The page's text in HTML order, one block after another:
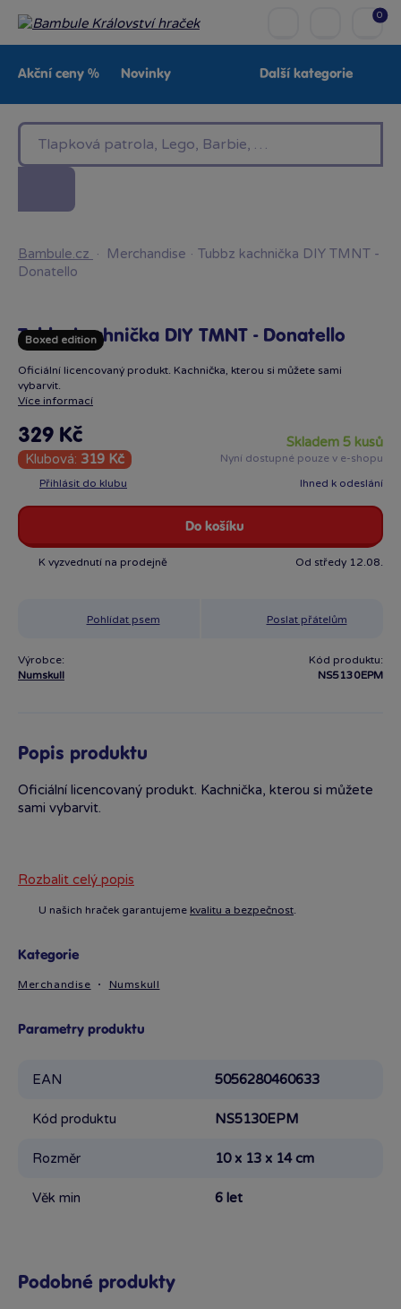
0
Akční ceny % Novinky
Baby Značky
Další kategorie
Bambule.cz · Merchandise · Tubbz kachnička DIY TMNT -
Donatello
Boxed edition
Tubbz kachnička DIY TMNT - Donatello
Oficiální licencovaný produkt. Kachnička, kterou si můžete sami
vybarvit.
Více informací
329 Kč
Klubová: 319 Kč
Přihlásit do klubu
skladem 5 kusů
Nyní dostupné pouze v e-shopu
Ihned k odeslání
Do košíku
K vyzvednutí na prodejně Od středy 12.08.
Pohlídat psem Poslat přátelům
Výrobce:
Numskull
Kód produktu:
NS5130EPM
Popis produktu
Oficiální licencovaný produkt. Kachnička, kterou si můžete
sami vybarvit.
Rozbalit celý popis
U našich hraček garantujeme kvalitu a bezpečnost.
Kategorie
Merchandise Numskull
Parametry produktu
EAN 5056280460633
Kód produktu NS5130EPM
Rozměr 10 x 13 x 14 cm
Věk min 6 let
Podobné produkty